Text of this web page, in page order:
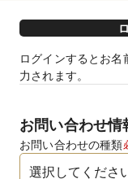
ログインするとお名
力されます。
お問い合わせ情
お問い合わせの種類